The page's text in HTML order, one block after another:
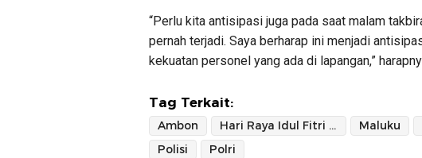
“Perlu kita antisipasi juga pada saat malam
pernah terjadi. Saya berharap ini menjadi
kekuatan personel yang ada di lapangan,”
Tag Terkait:
Ambon Hari Raya Idul Fitri 1445 H Maluku
Polisi
Polri